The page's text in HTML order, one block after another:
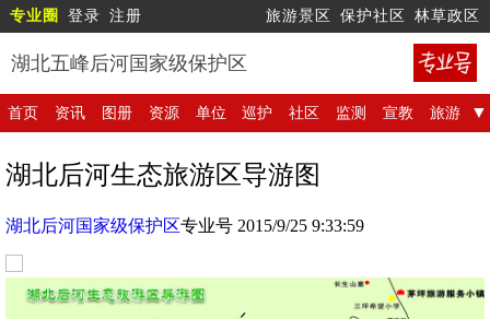
专业圈 登录 注册 旅游景区 保护社区 林草政区
湖北五峰后河国家级保护区
首页 资讯 图册 资源 单位 巡护 社区 监测 宣教 旅游
湖北后河生态旅游区导游图
湖北后河国家级保护区专业号 2015/9/25 9:33:59